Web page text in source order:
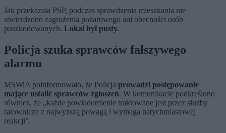
Jak przekazała PSP, podczas sprawdzenia mieszkania nie
stwierdzono zagrożenia pożarowego ani obecności osób
poszkodowanych. Lokal był pusty.
Policja szuka sprawców fałszywego
alarmu
MSWiA poinformowało, że Policja prowadzi postępowanie
mające ustalić sprawców zgłoszeń. W komunikacie podkreślono
również, że „każde powiadomienie traktowane jest przez służby
ratownicze z najwyższą powagą i wymaga natychmiastowej
reakcji”.